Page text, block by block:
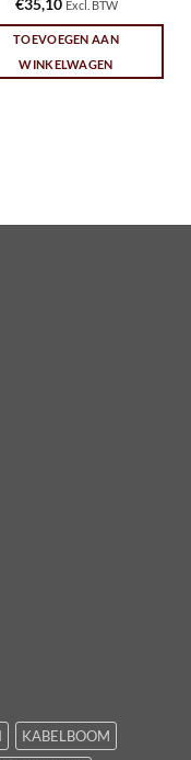
€35,10 Excl. BTW
TOEVOEGEN AAN
WINKELWAGEN
KABELBOOM